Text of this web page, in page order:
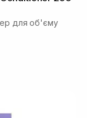
для об'єму